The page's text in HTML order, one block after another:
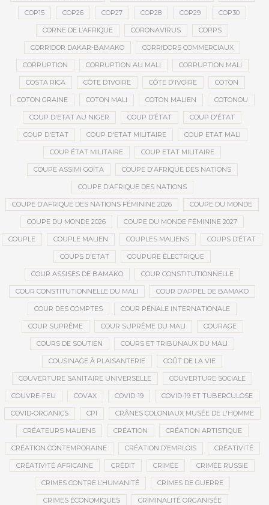
COP15 COP26 COP27 COP28 COP29 COP30
CORNE DE L’AFRIQUE CORONAVIRUS CORPS
CORRIDOR DAKAR-BAMAKO CORRIDORS COMMERCIAUX
CORRUPTION CORRUPTION AU MALI CORRUPTION MALI
COSTA RICA CÔTE D’IVOIRE CÔTE D'IVOIRE COTON
COTON GRAINE COTON MALI COTON MALIEN COTONOU
COUP D'ETAT AU NIGER COUP D’ÉTAT COUP D'ÉTAT
COUP D'ETAT COUP D'ETAT MILITAIRE COUP ETAT MALI
COUP ÉTAT MILITAIRE COUP ETAT MILITAIRE
COUPE ASSIMI GOÏTA COUPE D'AFRIQUE DES NATIONS
COUPE D’AFRIQUE DES NATIONS
COUPE D’AFRIQUE DES NATIONS FÉMININE 2026 COUPE DU MONDE
COUPE DU MONDE 2026 COUPE DU MONDE FÉMININE 2027
COUPLE COUPLE MALIEN COUPLES MALIENS COUPS D’ÉTAT
COUPS D'ETAT COUPURE ÉLECTRIQUE
COUR ASSISES DE BAMAKO COUR CONSTITUTIONNELLE
COUR CONSTITUTIONNELLE DU MALI COUR D’APPEL DE BAMAKO
COUR DES COMPTES COUR PÉNALE INTERNATIONALE
COUR SUPRÊME COUR SUPRÊME DU MALI COURAGE
COURS DE SOUTIEN COURS ET TRIBUNAUX DU MALI
COUSINAGE À PLAISANTERIE COÛT DE LA VIE
COUVERTURE SANITAIRE UNIVERSELLE COUVERTURE SOCIALE
COUVRE-FEU COVAX COVID-19 COVID-19 ET TUBERCULOSE
COVID-ORGANICS CPI CRÂNES COLONIAUX MUSÉE DE L'HOMME
CRÉATEURS MALIENS CRÉATION CRÉATION ARTISTIQUE
CRÉATION CONTEMPORAINE CRÉATION D’EMPLOIS CRÉATIVITÉ
CRÉATIVITÉ AFRICAINE CRÉDIT CRIMÉE CRIMÉE RUSSIE
CRIMES CONTRE L’HUMANITÉ CRIMES DE GUERRE
CRIMES ÉCONOMIQUES CRIMINALITÉ ORGANISÉE